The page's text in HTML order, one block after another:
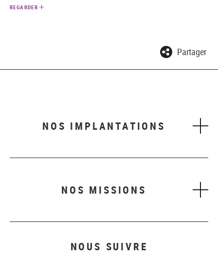
REGARDER
Partager
NOS IMPLANTATIONS
NOS MISSIONS
NOUS SUIVRE